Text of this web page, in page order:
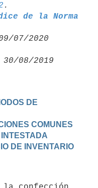
de la Norma
07/2020
DE
COMUNES
DE INVENTARIO